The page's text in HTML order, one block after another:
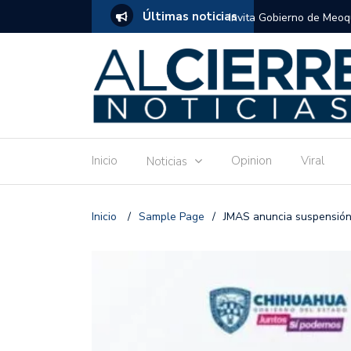
Últimas noticias
de estimulación temprana para mamás
Invitan a disfrutar las
Ronquillo este jueves.
Inicio Noticias Opinion Viral
Inicio / Sample Page / JMAS anuncia